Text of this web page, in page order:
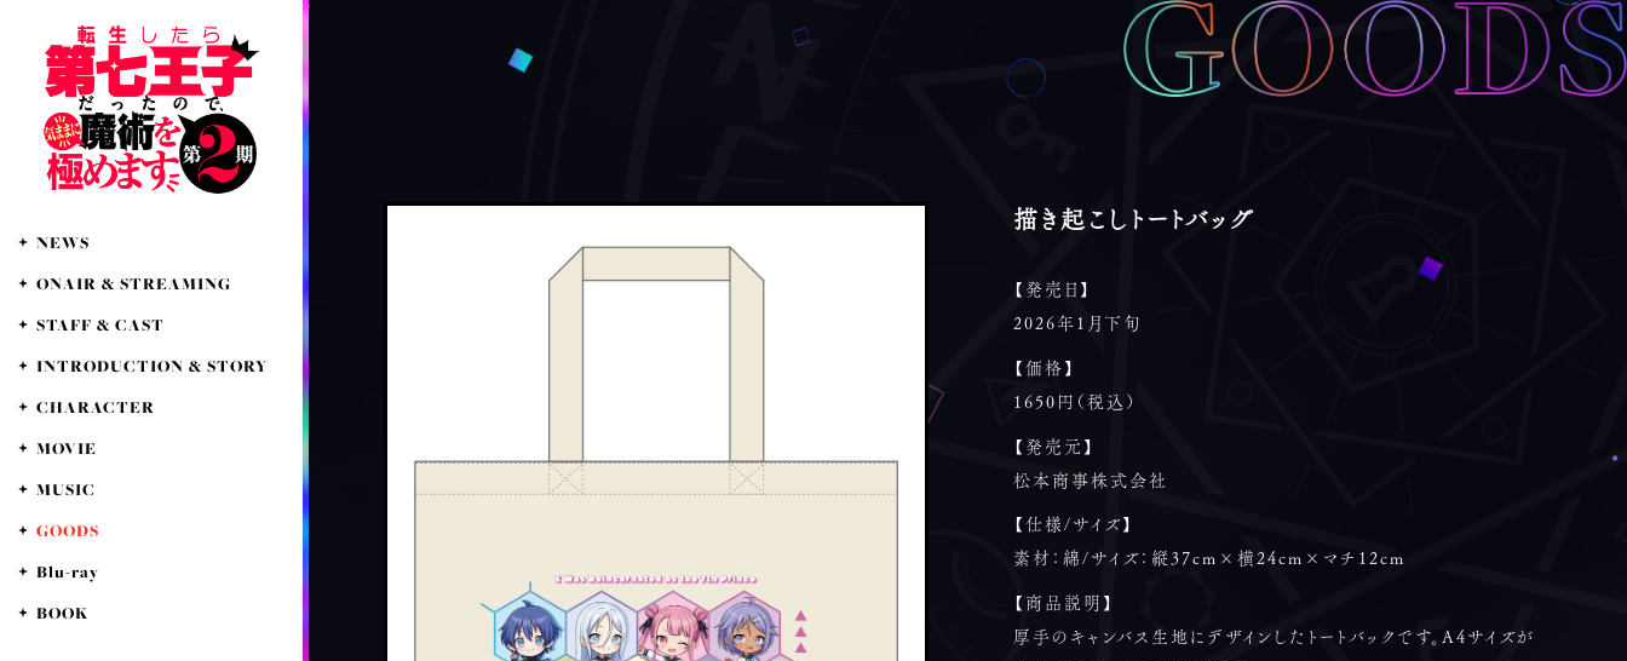
NEWS
ONAIR & STREAMING
STAFF & CAST
INTRODUCTION & STORY
CHARACTER
MOVIE
MUSIC
GOODS
Blu-ray
BOOK
描き起こしトートバッグ
【発売日】
2026年1月下旬
【価格】
1650円（税込）
【発売元】
松本商事株式会社
【仕様/サイズ】
素材：綿/サイズ：縦37cm×横24cm×マチ12cm
【商品説明】
厚手のキャンバス生地にデザインしたトートバックです。A4サイズが